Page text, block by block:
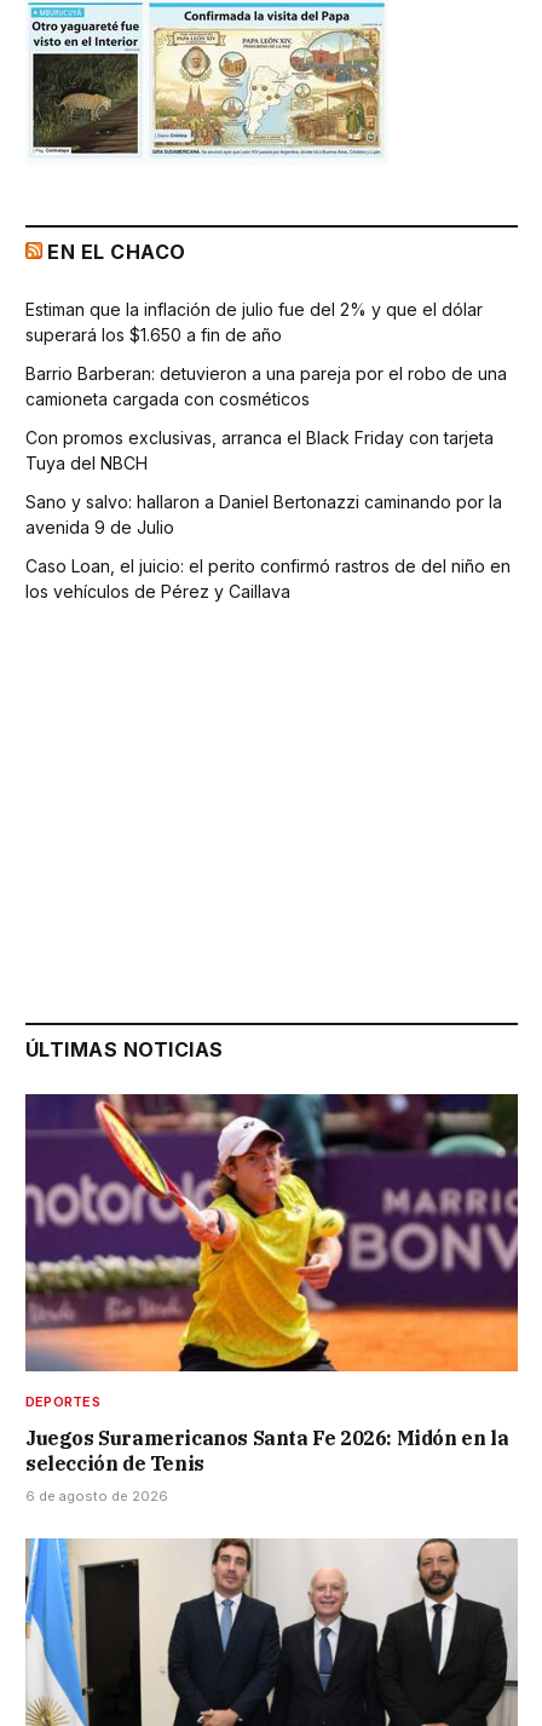
EN EL CHACO
Estiman que la inflación de julio fue del 2% y que el dólar
superará los $1.650 a fin de año
Barrio Barberan: detuvieron a una pareja por el robo de una
camioneta cargada con cosméticos
Con promos exclusivas, arranca el Black Friday con tarjeta
Tuya del NBCH
Sano y salvo: hallaron a Daniel Bertonazzi caminando por la
avenida 9 de Julio
Caso Loan, el juicio: el perito confirmó rastros de del niño en
los vehículos de Pérez y Caillava
ÚLTIMAS NOTICIAS
DEPORTES
Juegos Suramericanos Santa Fe 2026: Midón en la
selección de Tenis
6 de agosto de 2026